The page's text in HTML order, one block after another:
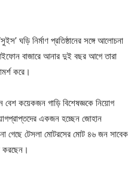
ঘড়ি নির্মাণ প্রতিষ্ঠানের সঙ্গে আলোচনা
বাজারে আনার দুই বছর আগে তারা
করে।
কয়েকজন গাড়ি বিশেষজ্ঞকে নিয়োগ
একজন হচ্ছেন জোহান
গেছে টেসলা মোটরসের মোট ৪৬ জন সাবেক
করছেন।